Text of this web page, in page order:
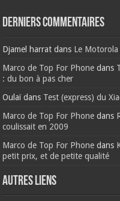
Derniers commentaires
Djamel harrat dans Le
Marco de Top For Phone dans
: du bon à pas cher
Oulaïdans Test (express) du
Marco de Top For Phone dans
coulissait en 2009
Marco de Top For Phone dans
petit prix, et de petite qualité
AUTRES LIENS